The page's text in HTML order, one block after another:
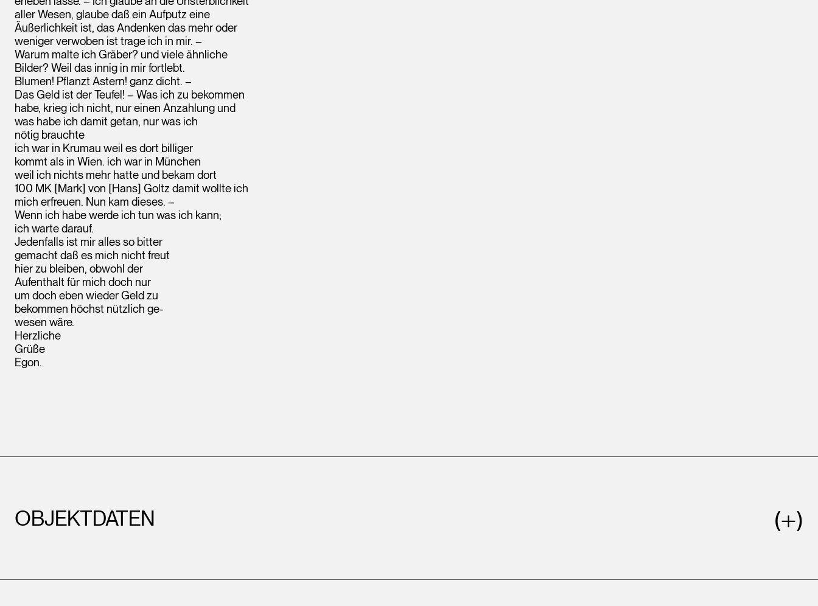
aller Wesen, glaube daß ein Aufputz eine
Äußerlichkeit ist, das Andenken das mehr oder
weniger verwoben ist trage ich in mir. –
Warum malte ich Gräber? und viele ähnliche
Bilder? Weil das innig in mir fortlebt.
Blumen! Pflanzt Astern! ganz dicht. –
Das Geld ist der Teufel! – Was ich zu bekommen
habe, krieg ich nicht, nur einen Anzahlung und
was habe ich damit getan, nur was ich
nötig brauchte
ich war in Krumau weil es dort billiger
kommt als in Wien. ich war in München
weil ich nichts mehr hatte und bekam dort
100 MK [Mark] von [Hans] Goltz damit wollte ich
mich erfreuen. Nun kam dieses. –
Wenn ich habe werde ich tun was ich kann;
ich warte darauf.
Jedenfalls ist mir alles so bitter
gemacht daß es mich nicht freut
hier zu bleiben, obwohl der
Aufenthalt für mich doch nur
um doch eben wieder Geld zu
bekommen höchst nützlich ge-
wesen wäre.
Herzliche
Grüße
Egon.
OBJEKTDATEN